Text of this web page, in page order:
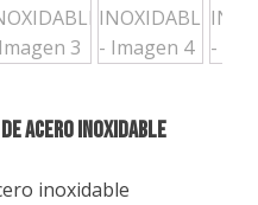
ACERO INOXIDABLE
inoxidable